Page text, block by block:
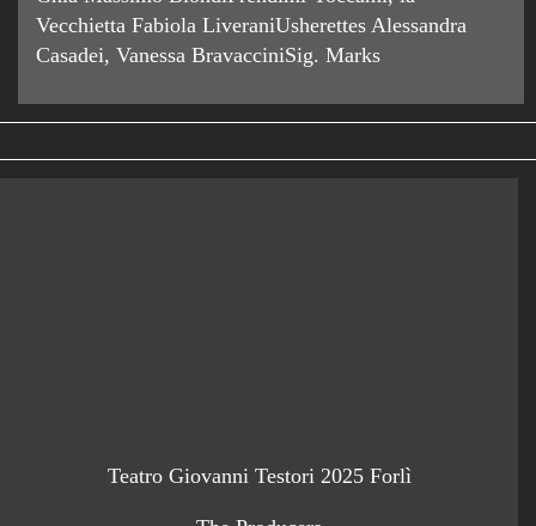
Vecchietta Fabiola LiveraniUsherettes Alessandra
Casadei, Vanessa BravacciniSig. Marks
Teatro Giovanni Testori 2025 Forlì